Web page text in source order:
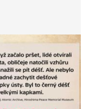
města